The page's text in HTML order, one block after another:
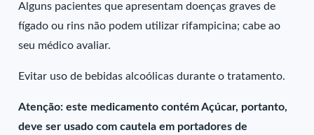
Alguns pacientes que apresentam doenças graves de
fígado ou rins não podem utilizar rifampicina; cabe ao
seu médico avaliar.
Evitar uso de bebidas alcoólicas durante o tratamento.
Atenção: este medicamento contém Açúcar, portanto,
deve ser usado com cautela em portadores de